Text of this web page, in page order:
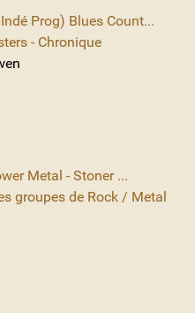
Prog) Blues Count...
- Chronique
Metal - Stoner ...
groupes de Rock / Metal